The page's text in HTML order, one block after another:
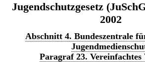
Jugendschutzgesetz
2002
Abschnitt 4. Bundeszentrale
Paragraf 23. Vereinfachtes